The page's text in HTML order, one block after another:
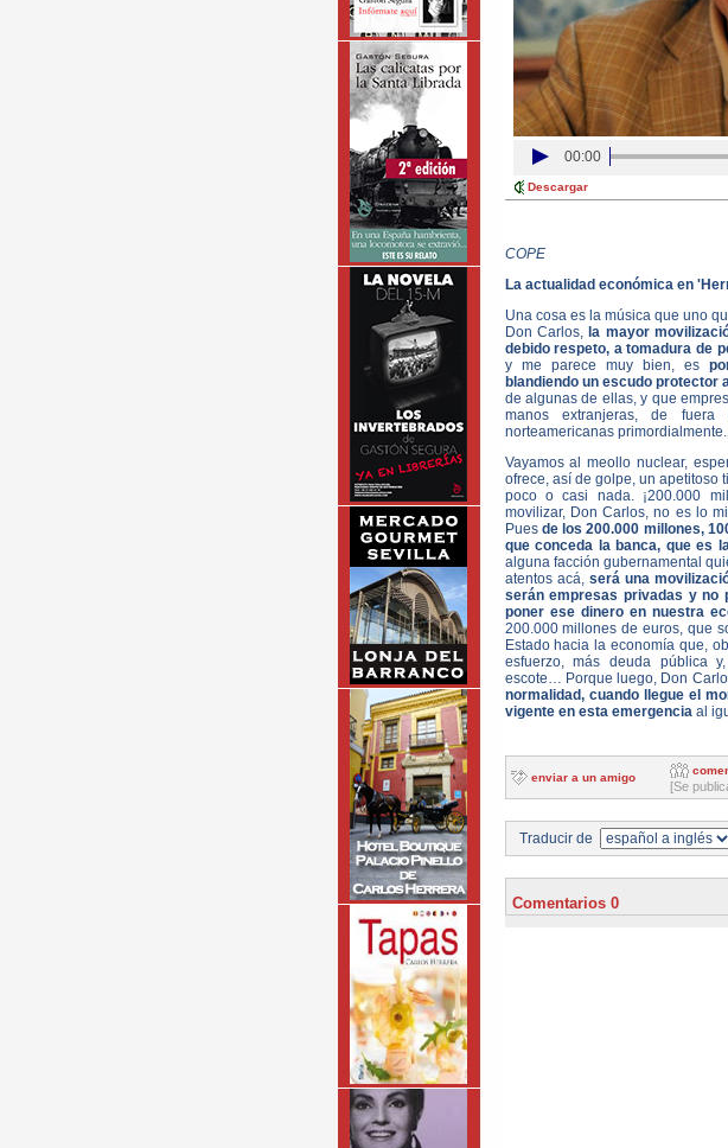
00:00
Descargar
COPE
La actualidad económica en
Una cosa es la música que uno
Don Carlos, la mayor
debido respeto, a tomadura de
y me parece muy bien, es
blandiendo un escudo protector
de algunas de ellas, y que
manos extranjeras, de
norteamericanas primordialmente.
Vayamos al meollo nuclear,
ofrece, así de golpe, un apetitoso
poco o casi nada. ¡200.000
movilizar, Don Carlos, no es lo
Pues de los 200.000 millones,
que conceda la banca, que es
alguna facción gubernamental
atentos acá, será una
serán empresas privadas y no
poner ese dinero en nuestra
200.000 millones de euros, que
Estado hacia la economía que,
esfuerzo, más deuda pública
escote… Porque luego, Don
normalidad, cuando llegue el
vigente en esta emergencia al
enviar a un amigo
[Se
Traducir de
Comentarios 0